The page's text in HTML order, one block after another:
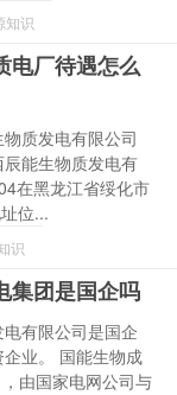
知识
电厂待遇怎么
质发电有限公司
能生物质发电有
在黑龙江省绥化市
位...
识
集团是国企吗
有限公司是国企
业。 国能生物成
由国家电网公司与